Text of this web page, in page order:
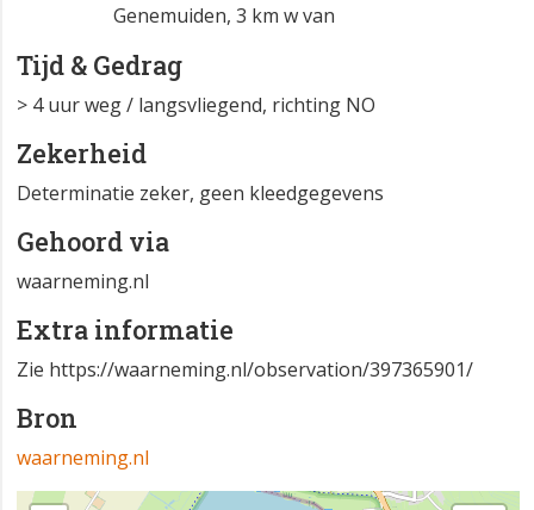
Genemuiden, 3 km w van
Tijd & Gedrag
> 4 uur weg / langsvliegend, richting NO
Zekerheid
Determinatie zeker, geen kleedgegevens
Gehoord via
waarneming.nl
Extra informatie
Zie https://waarneming.nl/observation/397365901/
Bron
waarneming.nl